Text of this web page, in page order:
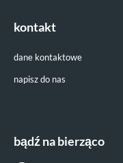
kontakt
dane kontaktowe
napisz do nas
bądź na bierząco